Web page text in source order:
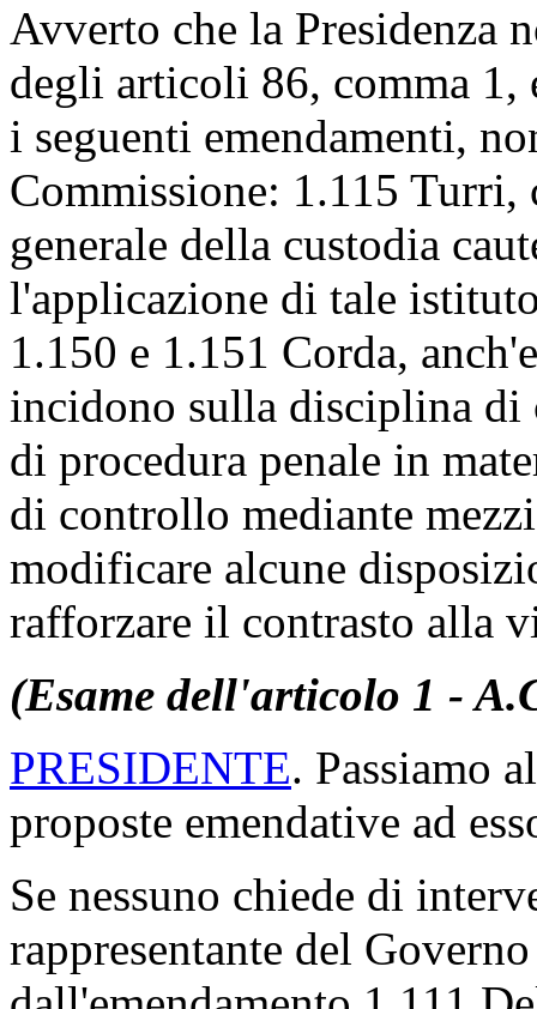
Avverto che la Presidenza
degli articoli 86, comma 1,
i seguenti emendamenti,
Commissione: 1.115
generale della custodia
l'applicazione di tale
1.150 e 1.151 Corda,
incidono sulla disciplina
di procedura penale in
di controllo mediante
modificare alcune
rafforzare il contrasto alla
(Esame dell'articolo 1 -
PRESIDENTE. Passiamo
proposte emendative ad
Se nessuno chiede di
rappresentante del